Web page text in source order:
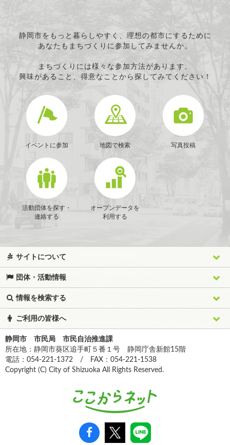
静岡市をもっと暮らしやすく、理想の都市にするために
あなたもまちづくりに参加してみませんか。
まちづくりには様々な参加方法があります。
興味があること、得意なことから探してみてください！
イベントに参加 地図で検索 写真投稿
活動団体を探す・
連絡する
オープンデータを
利用する
サイトについて
団体・活動情報
情報を検索する
ご利用の皆様へ
静岡市 市民局 市民自治推進課
所在地：静岡市葵区追手町５番１号 静岡庁舎新館15階
電話：054-221-1372 / FAX：054-221-1538
Copyright (C) City of Shizuoka All Rights Reserved.